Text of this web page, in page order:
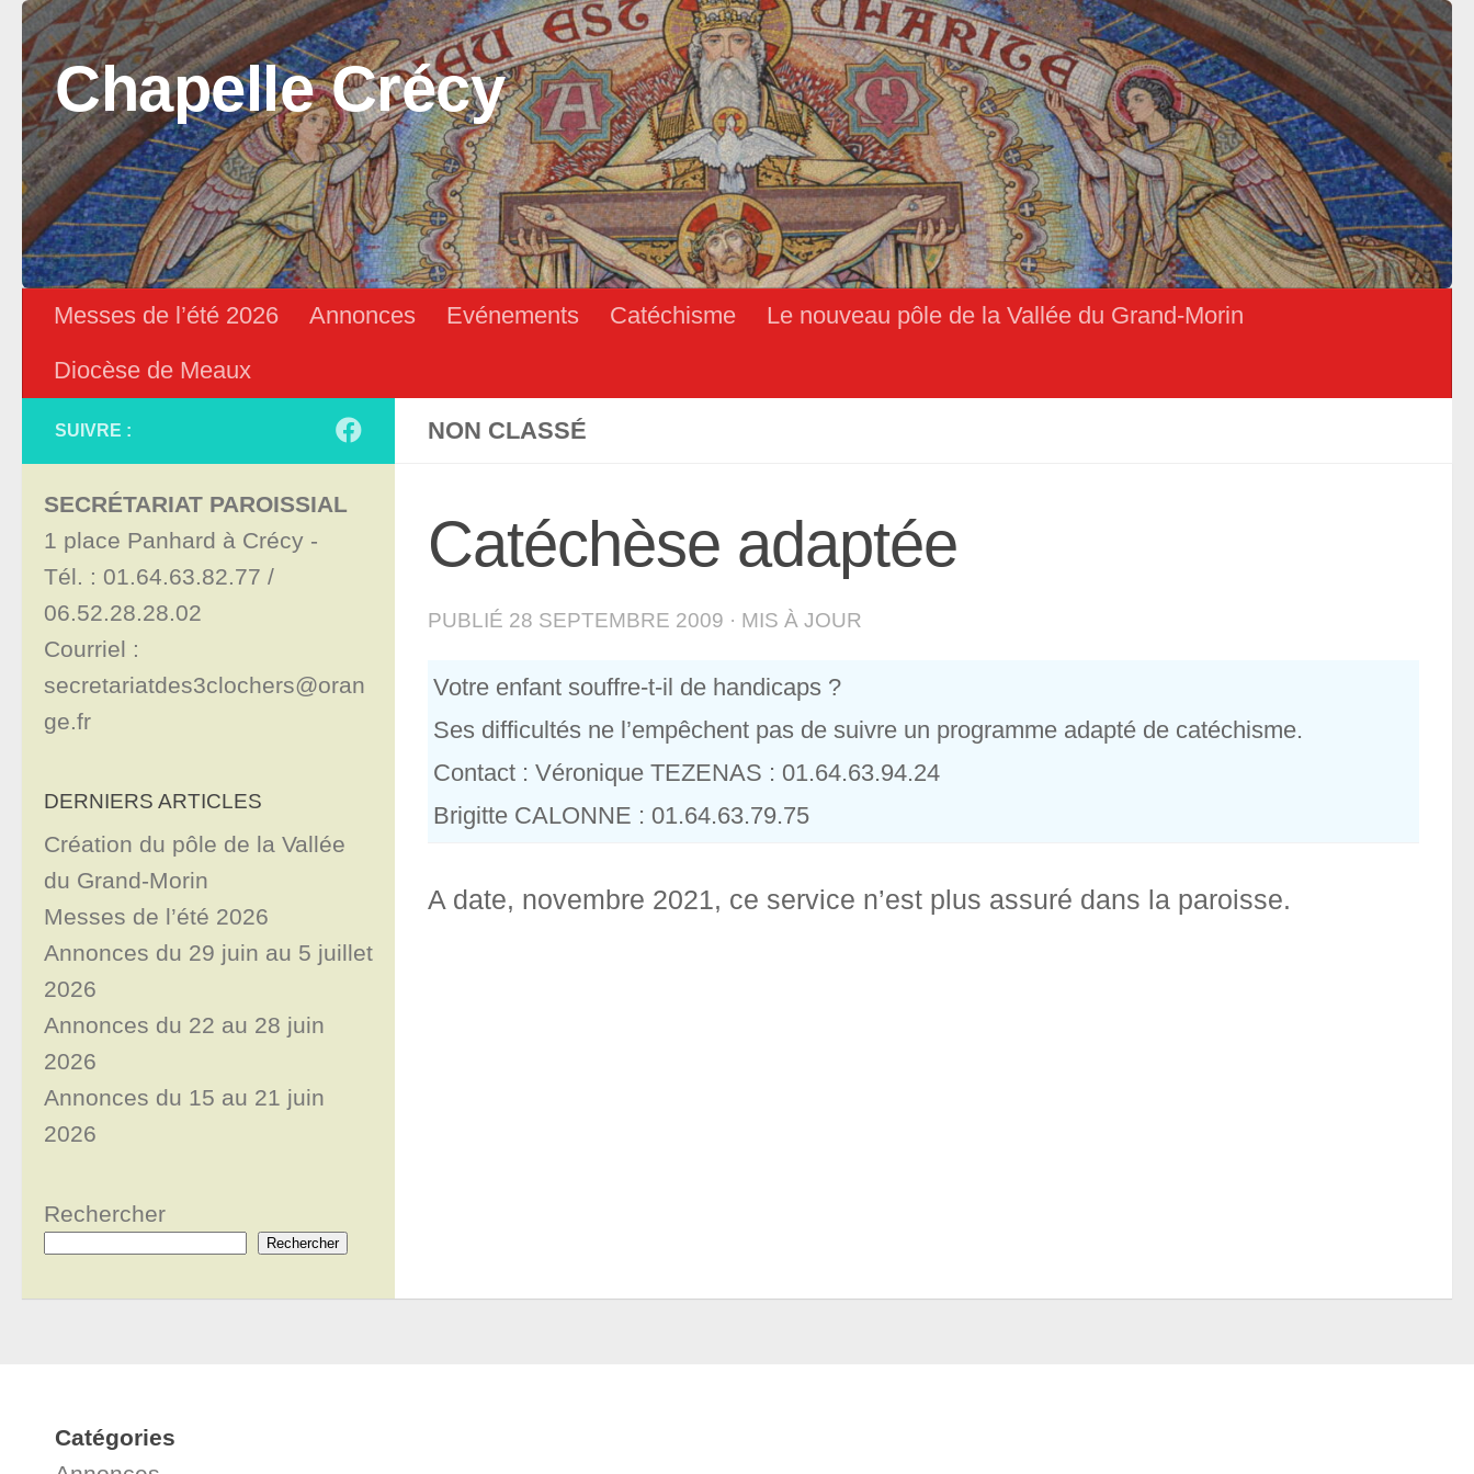
Skip to content
Chapelle Crécy
Messes de l’été 2026 Annonces Evénements Catéchisme
Le nouveau pôle de la Vallée du Grand-Morin
Diocèse de Meaux
NON CLASSÉ
Catéchèse adaptée
PUBLIÉ 28 SEPTEMBRE 2009 · MIS À JOUR
Votre enfant souffre-t-il de handicaps ?
Ses difficultés ne l’empêchent pas de suivre un programme adapté de catéchisme.
Contact : Véronique TEZENAS : 01.64.63.94.24
Brigitte CALONNE : 01.64.63.79.75
A date, novembre 2021, ce service n’est plus assuré dans la paroisse.
SUIVRE :
SECRÉTARIAT PAROISSIAL
1 place Panhard à Crécy -
Tél. : 01.64.63.82.77 /
06.52.28.28.02
Courriel :
secretariatdes3clochers@oran
ge.fr
DERNIERS ARTICLES
Création du pôle de la Vallée
du Grand-Morin
Messes de l’été 2026
Annonces du 29 juin au 5 juillet
2026
Annonces du 22 au 28 juin
2026
Annonces du 15 au 21 juin
2026
Rechercher
Rechercher
Catégories